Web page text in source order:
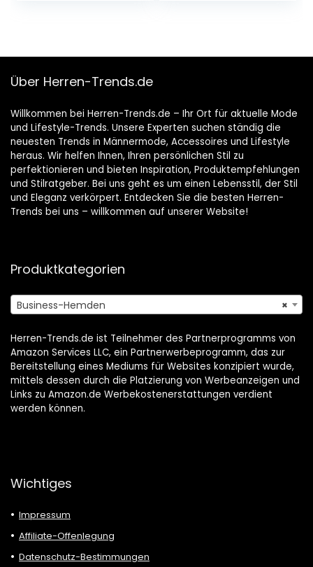
Über Herren-Trends.de
Willkommen bei Herren-Trends.de – Ihr Ort für aktuelle Mode
und Lifestyle-Trends. Unsere Experten suchen ständig die
neuesten Trends in Männermode, Accessoires und Lifestyle
heraus. Wir helfen Ihnen, Ihren persönlichen Stil zu
perfektionieren und bieten Inspiration, Produktempfehlungen
und Stilratgeber. Bei uns geht es um einen Lebensstil, der Stil
und Eleganz verkörpert. Entdecken Sie die besten Herren-
Trends bei uns – willkommen auf unserer Website!
Produktkategorien
×
Business-Hemden
Herren-Trends.de ist Teilnehmer des Partnerprogramms von
Amazon Services LLC, ein Partnerwerbeprogramm, das zur
Bereitstellung eines Mediums für Websites konzipiert wurde,
mittels dessen durch die Platzierung von Werbeanzeigen und
Links zu Amazon.de Werbekostenerstattungen verdient
werden können.
Wichtiges
Impressum
Affiliate-Offenlegung
Datenschutz-Bestimmungen